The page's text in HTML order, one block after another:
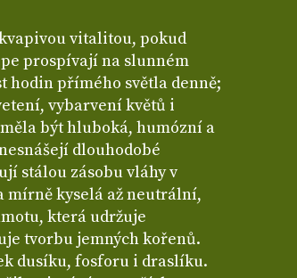
vitalitou, pokud
prospívají na slunném
hodin přímého světla denně;
vybarvení květů i
být hluboká, humózní a
dlouhodobé
stálou zásobu vláhy v
kyselá až neutrální,
která udržuje
tvorbu jemných kořenů.
dusíku, fosforu i draslíku.